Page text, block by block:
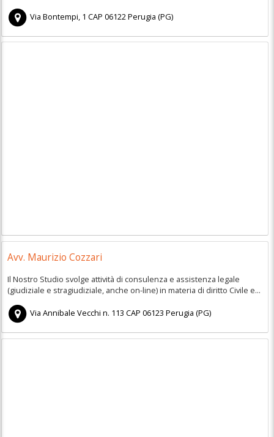
Via Bontempi, 1 CAP06122Perugia (PG)
Avv. Maurizio Cozzari
Il Nostro Studio svolge attività di consulenza e assistenza legale
(giudiziale e stragiudiziale, anche on-line) in materia di diritto Civile e...
Via Annibale Vecchi n. 113 CAP06123 Perugia (PG)